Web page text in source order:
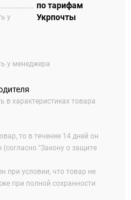
у
по тарифам
Укрпочты
у менеджера
в характеристиках товара
то в течение 14 дней он
"Закону о защите
при условии, что товар не
при полной сохранности